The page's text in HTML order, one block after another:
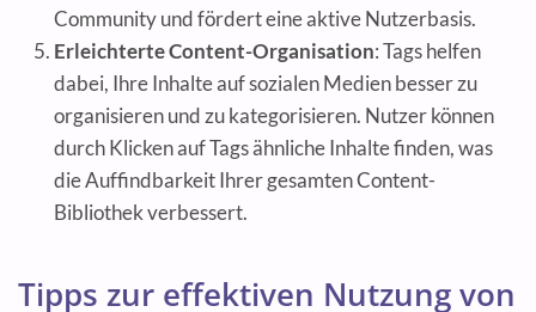
Community und fördert eine aktive Nutzerbasis.
Erleichterte Content-Organisation: Tags helfen
dabei, Ihre Inhalte auf sozialen Medien besser zu
organisieren und zu kategorisieren. Nutzer können
durch Klicken auf Tags ähnliche Inhalte finden, was
die Auffindbarkeit Ihrer gesamten Content-
Bibliothek verbessert.
Tipps zur effektiven Nutzung von